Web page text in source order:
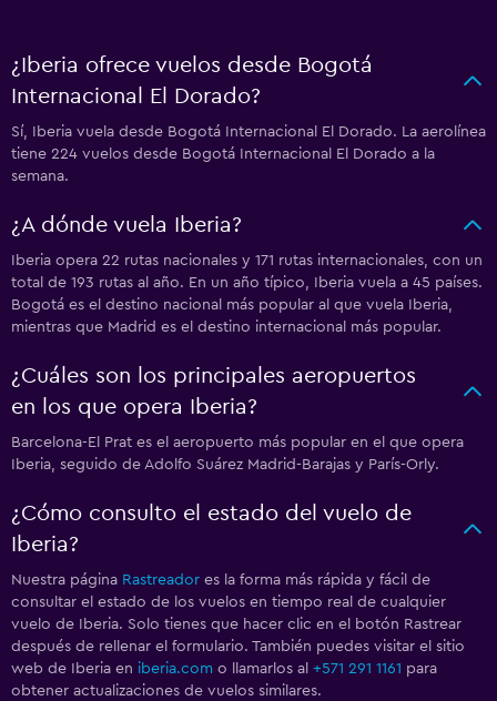
¿Iberia ofrece vuelos desde Bogotá
Internacional El Dorado?
Sí, Iberia vuela desde Bogotá Internacional El Dorado. La aerolínea
tiene 224 vuelos desde Bogotá Internacional El Dorado a la
semana.
¿A dónde vuela Iberia?
Iberia opera 22 rutas nacionales y 171 rutas internacionales, con un
total de 193 rutas al año. En un año típico, Iberia vuela a 45 países.
Bogotá es el destino nacional más popular al que vuela Iberia,
mientras que Madrid es el destino internacional más popular.
¿Cuáles son los principales aeropuertos
en los que opera Iberia?
Barcelona-El Prat es el aeropuerto más popular en el que opera
Iberia, seguido de Adolfo Suárez Madrid-Barajas y París-Orly.
¿Cómo consulto el estado del vuelo de
Iberia?
Nuestra página Rastreador es la forma más rápida y fácil de
consultar el estado de los vuelos en tiempo real de cualquier
vuelo de Iberia. Solo tienes que hacer clic en el botón Rastrear
después de rellenar el formulario. También puedes visitar el sitio
web de Iberia en iberia.com o llamarlos al +571 291 1161 para
obtener actualizaciones de vuelos similares.